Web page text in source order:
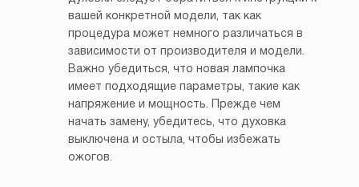
вашей конкретной модели, так как
процедура может немного различаться в
зависимости от производителя и модели.
Важно убедиться, что новая лампочка
имеет подходящие параметры, такие как
напряжение и мощность. Прежде чем
начать замену, убедитесь, что духовка
выключена и остыла, чтобы избежать
ожогов.